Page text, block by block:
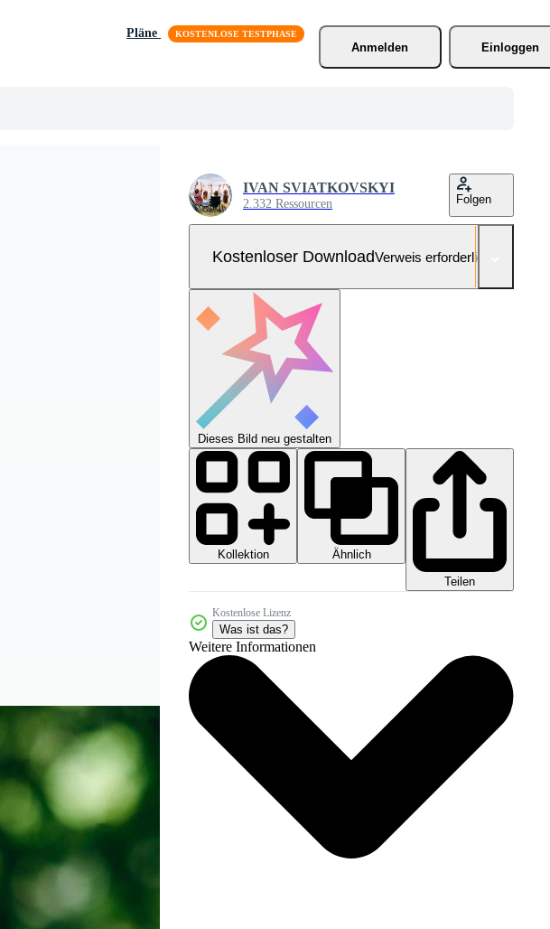
Pläne
Anmelden
Einloggen
IVAN SVIATKOVSKYI
2.332 Ressourcen Folgen
Kostenloser DownloadVerweis erforderlich
Dieses Bild neu gestalten
Kollektion
Ähnlich
Teilen
Kostenlose Lizenz
Was ist das?
Weitere Informationen